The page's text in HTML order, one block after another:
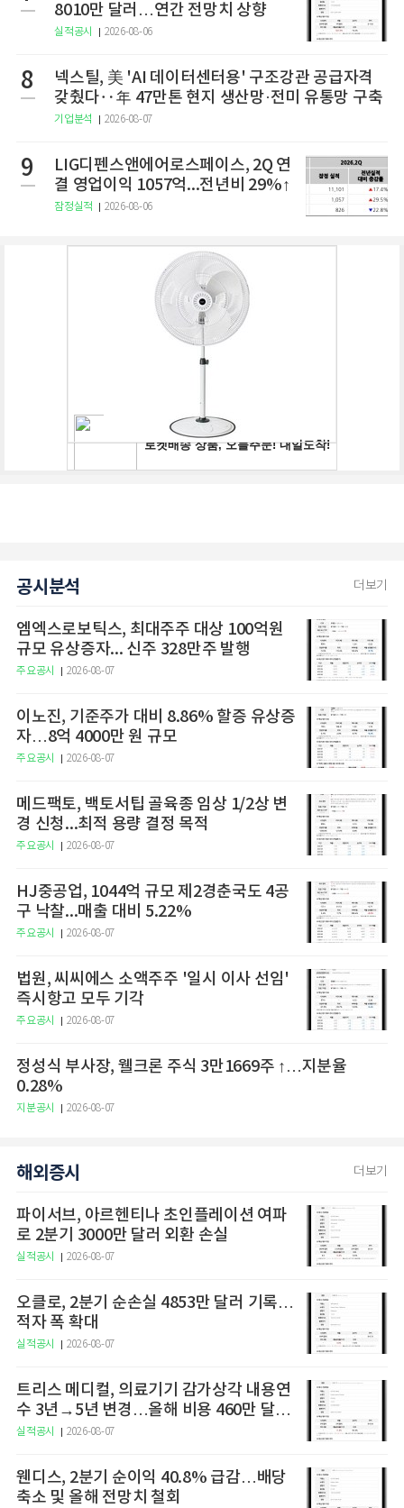
8010만 달러…연간 전망치 상향
실적공시 2026-08-06
8
넥스틸, 美 'AI 데이터센터용' 구조강관 공급자격
갖췄다‥年 47만톤 현지 생산망·전미 유통망 구축
기업분석 2026-08-07
9
LIG디펜스앤에어로스페이스, 2Q 연
결 영업이익 1057억...전년비 29%↑
잠정실적 2026-08-06
공시분석 더보기
엠엑스로보틱스, 최대주주 대상 100억원
규모 유상증자... 신주 328만주 발행
주요공시 2026-08-07
이노진, 기준주가 대비 8.86% 할증 유상증
자…8억 4000만 원 규모
주요공시 2026-08-07
메드팩토, 백토서팁 골육종 임상 1/2상 변
경 신청...최적 용량 결정 목적
주요공시 2026-08-07
HJ중공업, 1044억 규모 제2경춘국도 4공
구 낙찰...매출 대비 5.22%
주요공시 2026-08-07
법원, 씨씨에스 소액주주 '일시 이사 선임'
즉시항고 모두 기각
주요공시 2026-08-07
정성식 부사장, 웰크론 주식 3만1669주 ↑…지분율
0.28%
지분공시 2026-08-07
해외증시 더보기
파이서브, 아르헨티나 초인플레이션 여파
로 2분기 3000만 달러 외환 손실
실적공시 2026-08-07
오클로, 2분기 순손실 4853만 달러 기록…
적자 폭 확대
실적공시 2026-08-07
트리스 메디컬, 의료기기 감가상각 내용연
수 3년→5년 변경…올해 비용 460만 달러
절감 전망
실적공시 2026-08-07
웬디스, 2분기 순이익 40.8% 급감…배당
축소 및 올해 전망치 철회